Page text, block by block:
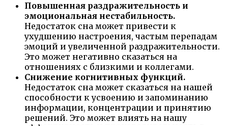
Повышенная раздражительность и
эмоциональная нестабильность.
Недостаток сна может привести к
ухудшению настроения, частым перепадам
эмоций и увеличенной раздражительности.
Это может негативно сказаться на
отношениях с близкими и коллегами.
Снижение когнитивных функций.
Недостаток сна может сказаться на нашей
способности к усвоению и запоминанию
информации, концентрации и принятию
решений. Это может влиять на нашу